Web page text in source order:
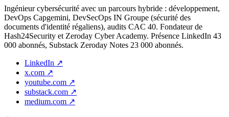
Ingénieur cybersécurité avec un parcours hybride : développement,
DevOps Capgemini, DevSecOps IN Groupe (sécurité des
documents d'identité régaliens), audits CAC 40. Fondateur de
Hash24Security et Zeroday Cyber Academy. Présence LinkedIn 43
000 abonnés, Substack Zeroday Notes 23 000 abonnés.
LinkedIn ↗
x.com ↗
youtube.com ↗
substack.com ↗
medium.com ↗